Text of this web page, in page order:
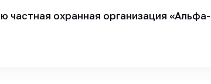
частная охранная организация